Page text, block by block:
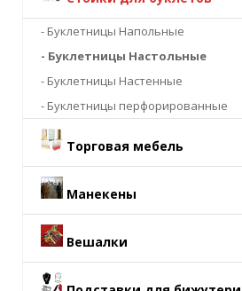
- Буклетницы Напольные
- Буклетницы Настольные
- Буклетницы Настенные
- Буклетницы перфорированные
Торговая мебель
Манекены
Вешалки